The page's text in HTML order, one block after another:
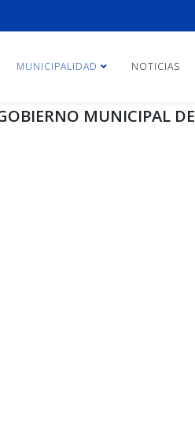
MUNICIPALIDAD NOTICIAS
MUNICIPAL